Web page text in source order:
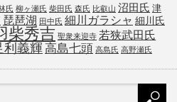
氏 柳ヶ瀬氏 柴田氏 森氏 比叡山 沼田氏 津
琵琶湖 田中氏 細川ガラシャ 細川氏
柴秀吉 聖衆来迎寺 若狭武田氏
利義輝高島七頭 高島氏 高野瀬氏